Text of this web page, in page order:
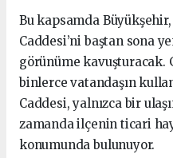
Bu kapsamda
Caddesi’ni baştan sona
görünüme kavuşturacak.
binlerce vatandaşın
Caddesi, yalnızca bir
zamanda ilçenin ticari
konumunda bulunuyor.